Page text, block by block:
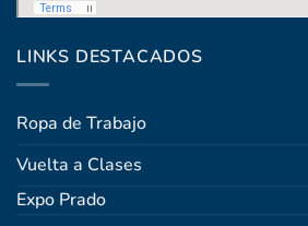
Coronel Raíz 1322, esq.
LINKS DESTACADOS
Ropa de Trabajo
Vuelta a Clases
Expo Prado